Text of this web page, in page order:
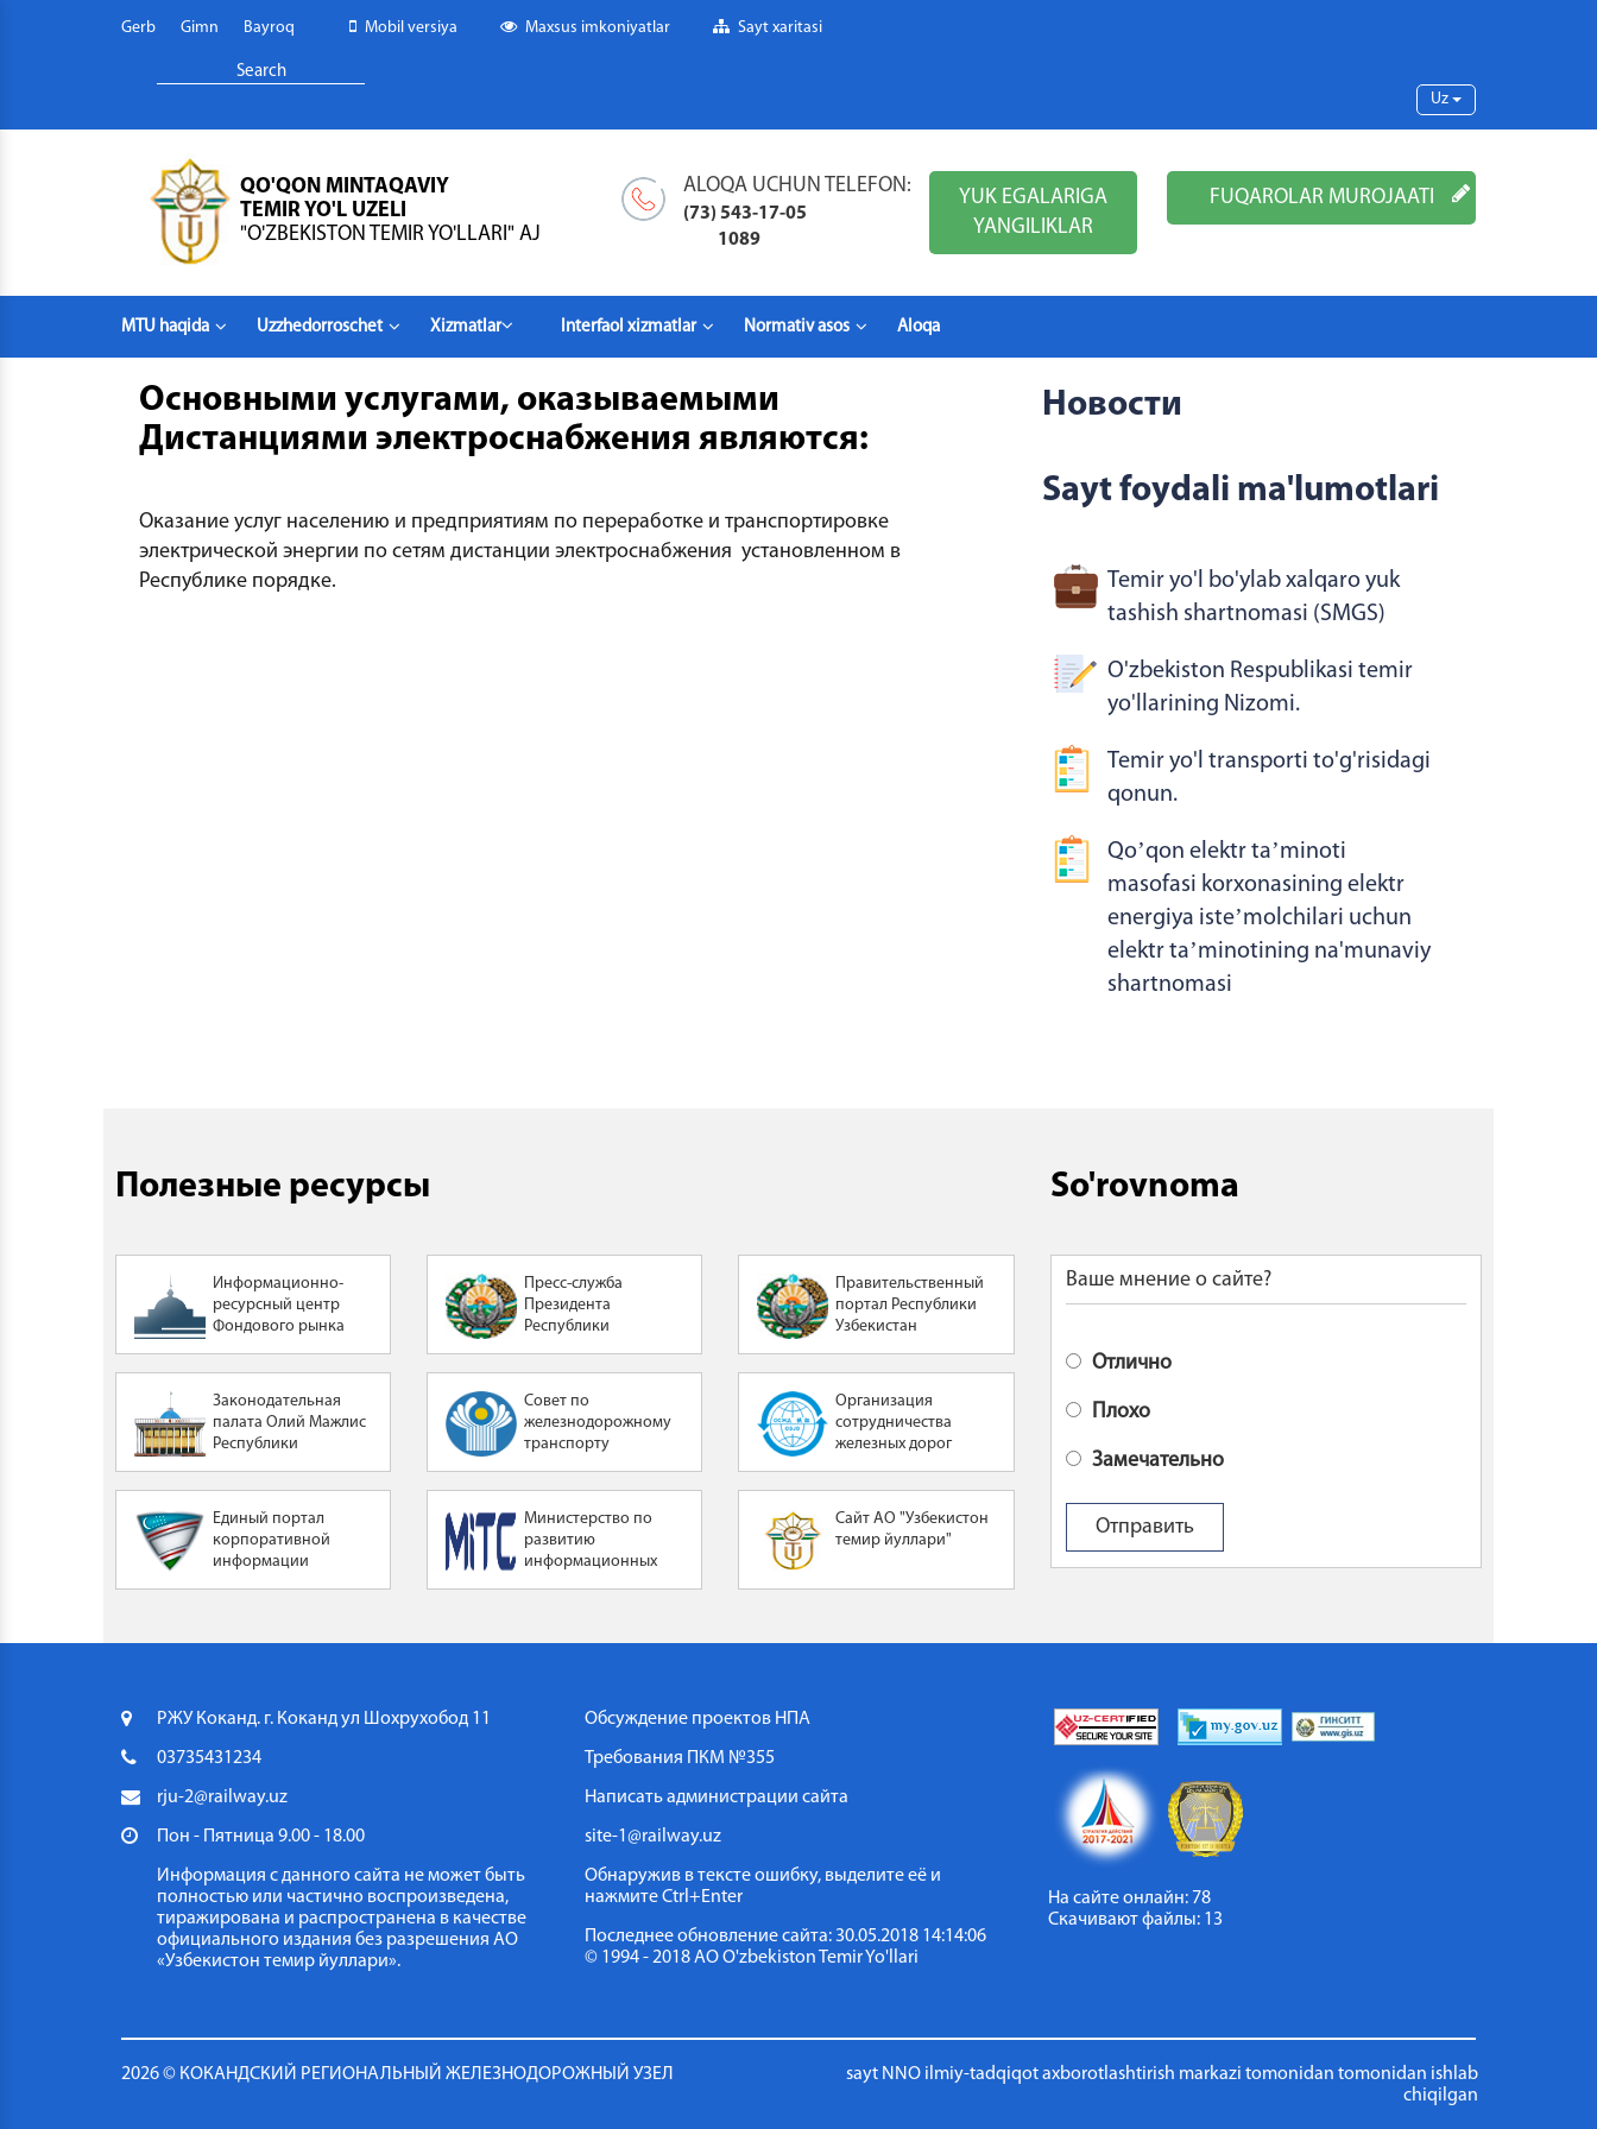
Gerb Gimn Bayroq Mobil versiya Maxsus imkoniyatlar Sayt xaritasi
Uz
QO'QON MINTAQAVIY
TEMIR YO'L UZELI
"O'ZBEKISTON TEMIR YO'LLARI" AJ
FUQAROLAR MUROJAATI
YUK EGALARIGA
YANGILIKLAR
ALOQA UCHUN TELEFON:
(73) 543-17-05
1089
MTU haqida Uzzhedorroschet Xizmatlar Interfaol xizmatlar Normativ asos Aloqa
Основными услугами, оказываемыми
Дистанциями электроснабжения являются:
Оказание услуг населению и предприятиям по переработке и транспортировке
электрической энергии по сетям дистанции электроснабжения установленном в
Республике порядке.
Новости
Sayt foydali ma'lumotlari
Temir yo'l bo'ylab xalqaro yuk
tashish shartnomasi (SMGS)
O'zbekiston Respublikasi temir
yo'llarining Nizomi.
Temir yo'l transporti to'g'risidagi
qonun.
Qoʼqon elektr taʼminoti
masofasi korxonasining elektr
energiya isteʼmolchilari uchun
elektr taʼminotining na'munaviy
shartnomasi
Полезные ресурсы
Информационно-
ресурсный центр
Фондового рынка
Пресс-служба
Президента
Республики
Правительственный
портал Республики
Узбекистан
Законодательная
палата Олий Мажлис
Республики
Совет по
железнодорожному
транспорту
Организация
сотрудничества
железных дорог
Единый портал
корпоративной
информации
Министерство по
развитию
информационных
Узбекистан
Сайт АО "Узбекистон
темир йуллари"
So'rovnoma
Ваше мнение о сайте?
Отлично
Плохо
Замечательно
РЖУ Коканд. г. Коканд ул Шохрухобод 11
03735431234
rju-2@railway.uz
Пон - Пятница 9.00 - 18.00
Информация с данного сайта не может быть
полностью или частично воспроизведена,
тиражирована и распространена в качестве
официального издания без разрешения АО
«Узбекистон темир йуллари».
Обсуждение проектов НПА
Требования ПКМ №355
Написать администрации сайта
site-1@railway.uz
Обнаружив в тексте ошибку, выделите её и
нажмите Ctrl+Enter
Последнее обновление сайта: 30.05.2018 14:14:06
© 1994 - 2018 АО O'zbekiston Temir Yo'llari
На сайте онлайн: 78
Скачивают файлы: 13
2026 © КОКАНДСКИЙ РЕГИОНАЛЬНЫЙ ЖЕЛЕЗНОДОРОЖНЫЙ УЗЕЛ
sayt NNO ilmiy-tadqiqot axborotlashtirish markazi tomonidan tomonidan ishlab
chiqilgan